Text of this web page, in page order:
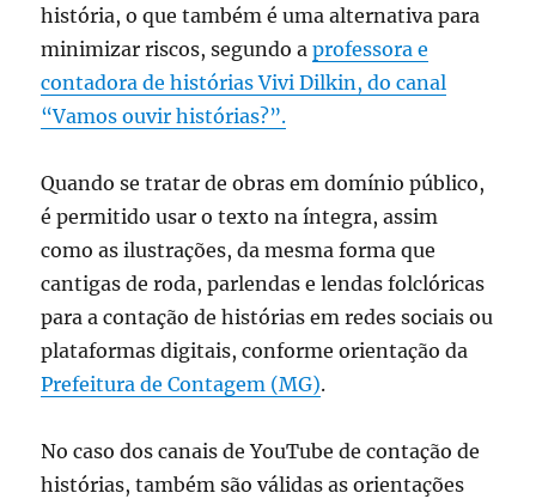
história, o que também é uma alternativa para
minimizar riscos, segundo aprofessora e
contadora de histórias Vivi Dilkin, do canal
“Vamos ouvir histórias?”.
Quando se tratar de obras em domínio público,
é permitido usar o texto na íntegra, assim
como as ilustrações, da mesma forma que
cantigas de roda, parlendas e lendas folclóricas
para a contação de histórias em redes sociais ou
plataformas digitais, conforme orientação da
Prefeitura de Contagem (MG).
No caso dos canais de YouTube de contação de
histórias, também são válidas as orientações